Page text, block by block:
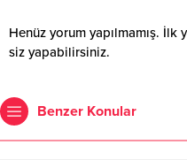
Henüz yorum yapılmamış. İlk
siz yapabilirsiniz.
Benzer Konular